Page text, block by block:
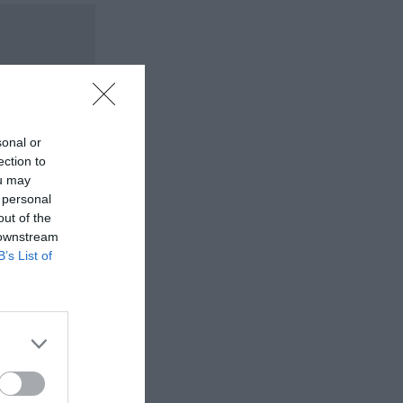
or
to
may
of the
List of